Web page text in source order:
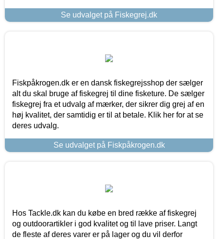
Se udvalget på Fiskegrej.dk
Fiskpåkrogen.dk er en dansk fiskegrejsshop der sælger
alt du skal bruge af fiskegrej til dine fisketure. De sælger
fiskegrej fra et udvalg af mærker, der sikrer dig grej af en
høj kvalitet, der samtidig er til at betale. Klik her for at se
deres udvalg.
Se udvalget på Fiskpåkrogen.dk
Hos Tackle.dk kan du købe en bred række af fiskegrej
og outdoorartikler i god kvalitet og til lave priser. Langt
de fleste af deres varer er på lager og du vil derfor